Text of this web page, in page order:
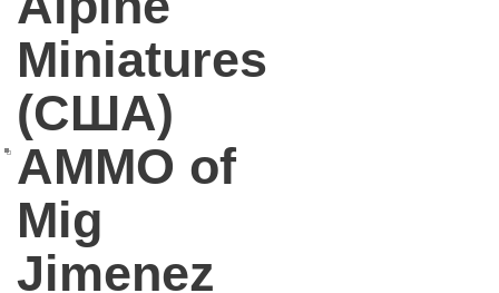
Miniatures
(США)
AMMO of
Mig
Jimenez